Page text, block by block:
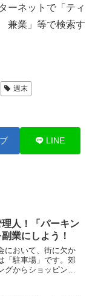
ーネットで「ティ
業」等で検索す
週末
LINE
人！「パーキン
業にしよう！
において、街に欠か
「駐車場」です。郊
グからショッピング